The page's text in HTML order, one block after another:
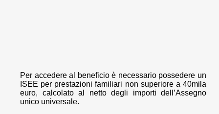
Per accedere al beneficio è necessario possedere un
ISEE per prestazioni familiari non superiore a 40mila
euro, calcolato al netto degli importi dell’Assegno
unico universale.